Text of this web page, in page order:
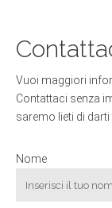
Vuoi maggiori
Contattaci senza
saremo lieti di darti
Nome